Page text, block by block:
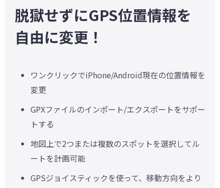
脱獄せずにGPS位置情報を
自由に変更！
ワンクリックでiPhone/Android現在の位置情報を
変更
GPXファイルのインポート/エクスポートをサポー
トする
地図上で2つまたは複数のスポットを選択してル
ートを計画可能
GPSジョイスティックを使って、移動方向をより